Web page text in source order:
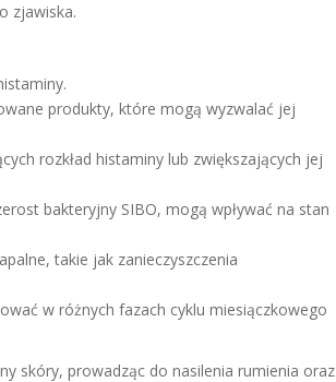
zjawiska.
produkty, które mogą wyzwalać jej
rozkład histaminy lub zwiększających jej
bakteryjny SIBO, mogą wpływać na stan
takie jak zanieczyszczenia
w różnych fazach cyklu miesiączkowego
skóry, prowadząc do nasilenia rumienia oraz